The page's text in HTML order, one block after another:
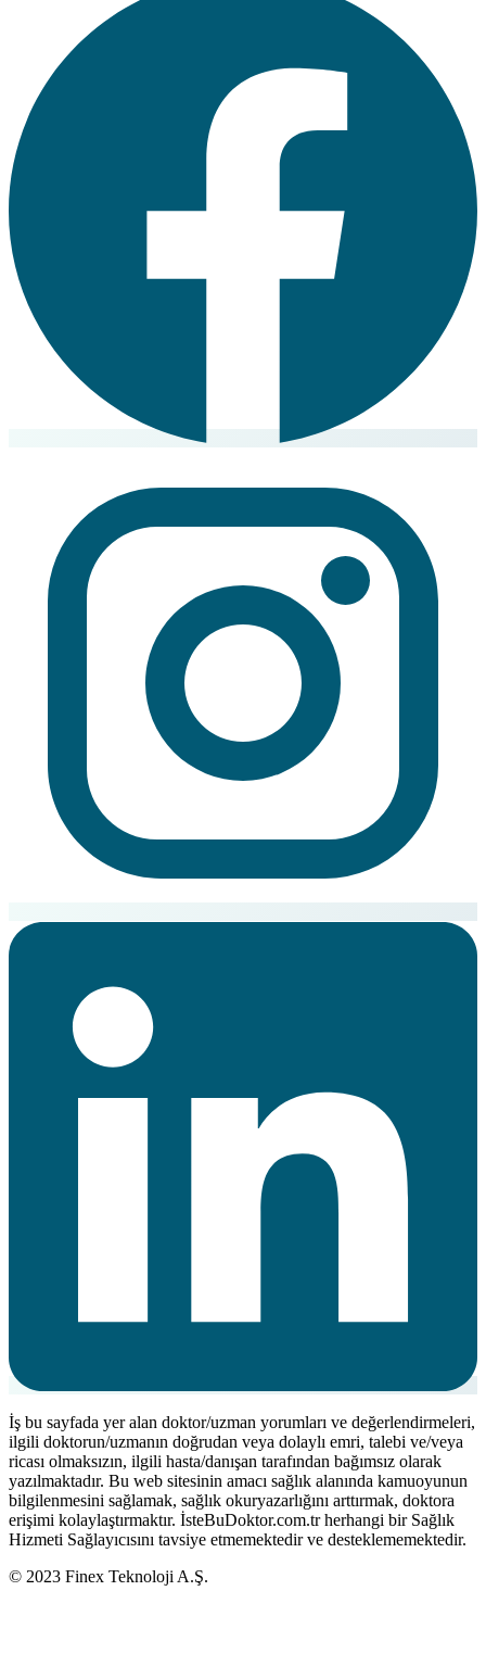
İş bu sayfada yer alan doktor/uzman yorumları ve değerlendirmeleri,
ilgili doktorun/uzmanın doğrudan veya dolaylı emri, talebi ve/veya
ricası olmaksızın, ilgili hasta/danışan tarafından bağımsız olarak
yazılmaktadır. Bu web sitesinin amacı sağlık alanında kamuoyunun
bilgilenmesini sağlamak, sağlık okuryazarlığını arttırmak, doktora
erişimi kolaylaştırmaktır. İsteBuDoktor.com.tr herhangi bir Sağlık
Hizmeti Sağlayıcısını tavsiye etmemektedir ve desteklememektedir.
© 2023 Finex Teknoloji A.Ş.